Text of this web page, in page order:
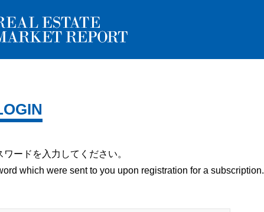
ワードを 入力してください。
which were sent to you upon registration for a subscription.